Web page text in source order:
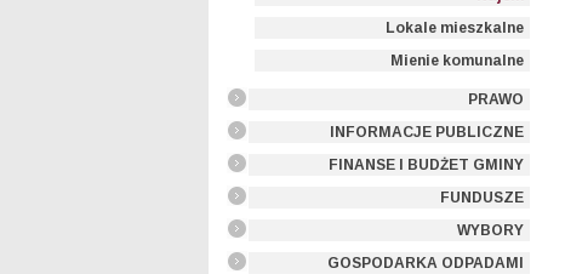
Lokale mieszkalne
Mienie komunalne
PRAWO
INFORMACJE PUBLICZNE
FINANSE I BUDŻET GMINY
FUNDUSZE
WYBORY
GOSPODARKA ODPADAMI